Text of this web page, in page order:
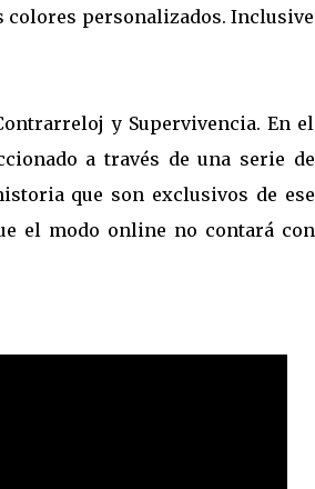
personalizados. Inclusive
y Supervivencia. En el
a través de una serie de
que son exclusivos de ese
el modo online no contará con